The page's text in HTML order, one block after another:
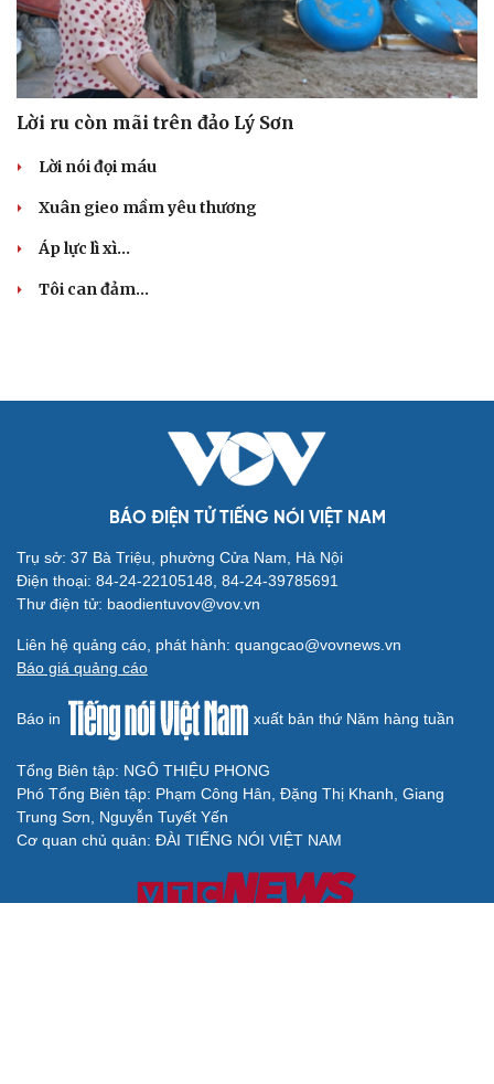
Lời ru còn mãi trên đảo Lý Sơn
Lời nói đọi máu
Xuân gieo mầm yêu thương
Áp lực lì xì...
Tôi can đảm...
BÁO ĐIỆN TỬ TIẾNG NÓI VIỆT NAM
Trụ sở: 37 Bà Triệu, phường Cửa Nam, Hà Nội
Điện thoại: 84-24-22105148, 84-24-39785691
Thư điện tử: baodientuvov@vov.vn
Liên hệ quảng cáo, phát hành: quangcao@vovnews.vn
Báo giá quảng cáo
Báo in xuất bản thứ Năm hàng tuần
Tổng Biên tập: NGÔ THIỆU PHONG
Phó Tổng Biên tập: Phạm Công Hân, Đặng Thị Khanh, Giang
Trung Sơn, Nguyễn Tuyết Yến
Cơ quan chủ quản: ĐÀI TIẾNG NÓI VIỆT NAM